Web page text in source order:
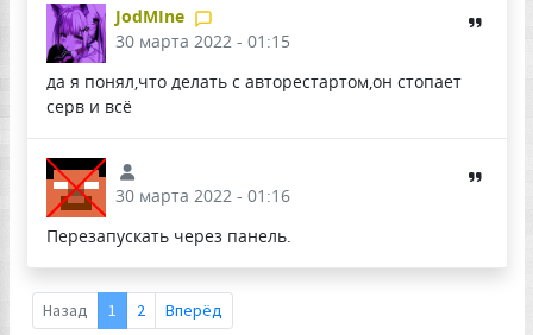
JodMIne
30 марта 2022 - 01:15
да я понял,что делать с авторестартом,он стопает
серв и всё
30 марта 2022 - 01:16
Перезапускать через панель.
Назад 1 2 Вперёд